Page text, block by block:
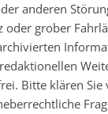
anderen
oder grober
Bitte klären Sie